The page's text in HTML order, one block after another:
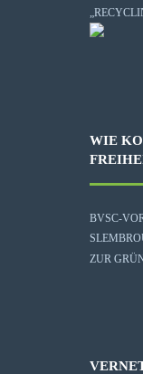
WIE
BVSC-
ZUR